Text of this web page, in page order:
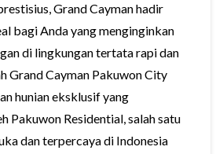
Grand Cayman hadir
bagi Anda yang menginginkan
di lingkungan tertata rapi dan
Grand Cayman Pakuwon City
hunian eksklusif yang
Pakuwon Residential, salah satu
dan terpercaya di Indonesia